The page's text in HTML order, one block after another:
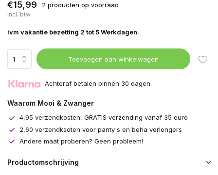
€15,99 2 producten op voorraad
Incl. btw
ivm vakantie bezetting 2 tot 5 Werkdagen.
Toevoegen aan winkelwagen
Achteraf betalen binnen 30 dagen.
Waarom Mooi & Zwanger
4,95 verzendkosten, GRATIS verzending vanaf 35 euro
2,60 verzendksoten voor panty's en beha verlengers
Andere maat proberen? Geen probleem!
Productomschrijving